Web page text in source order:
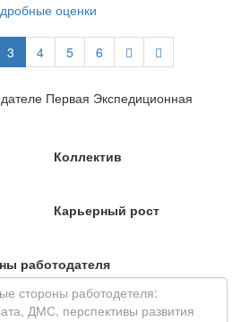
оценки
3 4 5 6
Первая Экспедиционная
Коллектив
Карьерный рост
работодателя